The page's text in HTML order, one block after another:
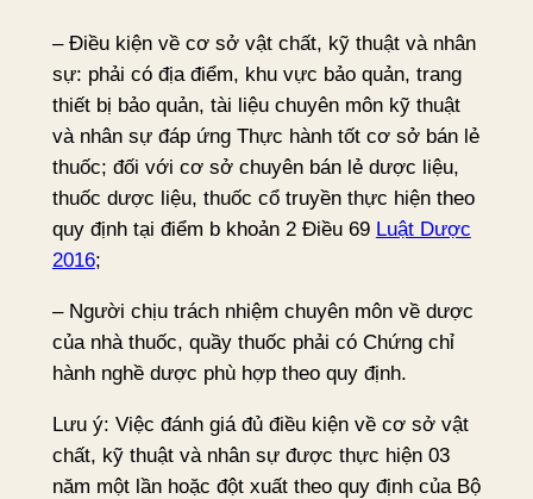
– Điều kiện về cơ sở vật chất, kỹ thuật và nhân
sự: phải có địa điểm, khu vực bảo quản, trang
thiết bị bảo quản, tài liệu chuyên môn kỹ thuật
và nhân sự đáp ứng Thực hành tốt cơ sở bán lẻ
thuốc; đối với cơ sở chuyên bán lẻ dược liệu,
thuốc dược liệu, thuốc cổ truyền thực hiện theo
quy định tại điểm b khoản 2 Điều 69 Luật Dược
2016;
– Người chịu trách nhiệm chuyên môn về dược
của nhà thuốc, quầy thuốc phải có Chứng chỉ
hành nghề dược phù hợp theo quy định.
Lưu ý: Việc đánh giá đủ điều kiện về cơ sở vật
chất, kỹ thuật và nhân sự được thực hiện 03
năm một lần hoặc đột xuất theo quy định của Bộ